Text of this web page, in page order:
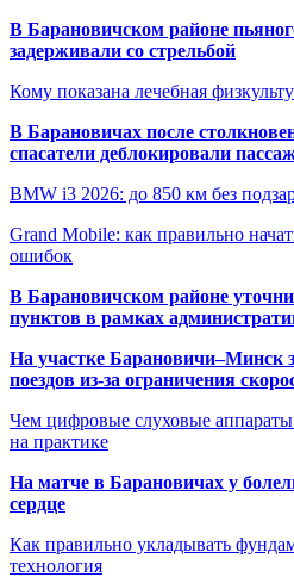
В Барановичском районе
задерживали со стрельбой
Кому показана лечебная
В Барановичах после
спасатели деблокировали
BMW i3 2026: до 850 км без
Grand Mobile: как правильно
ошибок
В Барановичском районе
пунктов в рамках
На участке Барановичи–Минск
поездов из-за ограничения
Чем цифровые слуховые
на практике
На матче в Барановичах у
сердце
Как правильно укладывать
технология